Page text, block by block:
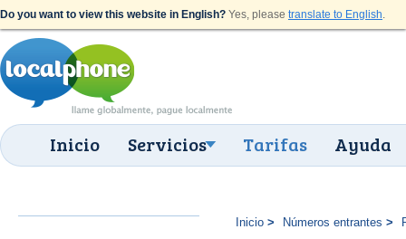
Do you want to view this website in English? Yes, please translate to English.
Inicio Servicios Tarifas Ayuda
Inicio Números entrantes